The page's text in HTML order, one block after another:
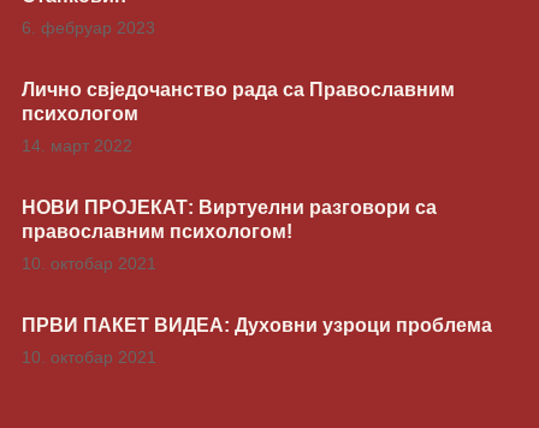
6. фебруар 2023
Лично свједочанство рада са Православним
психологом
14. март 2022
НОВИ ПРОЈЕКАТ: Виртуелни разговори са
православним психологом!
10. октобар 2021
ПРВИ ПАКЕТ ВИДЕА: Духовни узроци проблема
10. октобар 2021